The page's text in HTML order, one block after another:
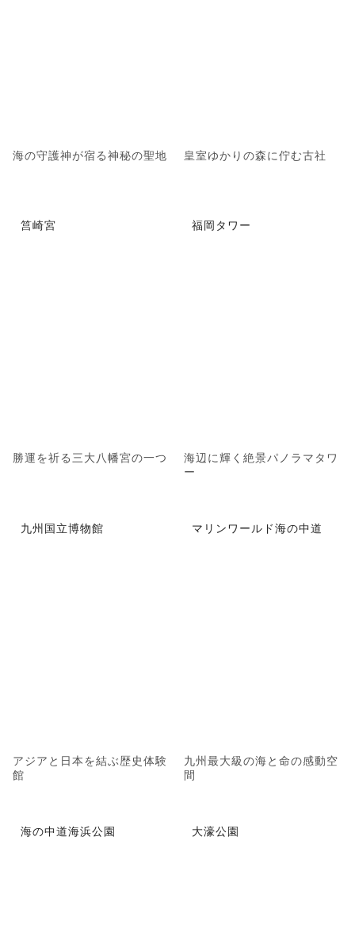
海の守護神が宿る神秘の聖地 皇室ゆかりの森に佇む古社
筥崎宮
勝運を祈る三大八幡宮の一つ
福岡タワー
海辺に輝く絶景パノラマタワ
ー
九州国立博物館
アジアと日本を結ぶ歴史体験
館
マリンワールド海の中道
九州最大級の海と命の感動空
間
海の中道海浜公園 大濠公園